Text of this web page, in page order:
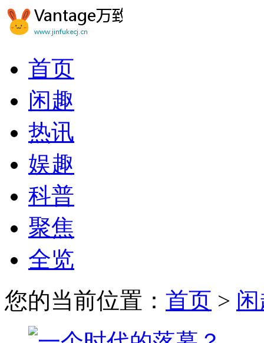
首页
闲趣
热讯
娱趣
科普
聚焦
全览
您的当前位置： 首页 >